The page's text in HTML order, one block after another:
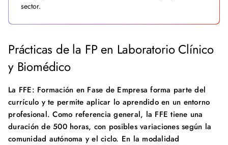
sector.
Prácticas de la FP en Laboratorio Clínico
y Biomédico
La FFE: Formación en Fase de Empresa forma parte del
currículo y te permite aplicar lo aprendido en un entorno
profesional. Como referencia general, la FFE tiene una
duración de 500 horas, con posibles variaciones según la
comunidad autónoma y el ciclo. En la modalidad